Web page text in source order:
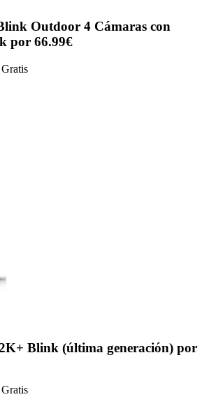
Outdoor 4 Cámaras con
por 66.99€
Gratis
Blink (última generación) por
Gratis